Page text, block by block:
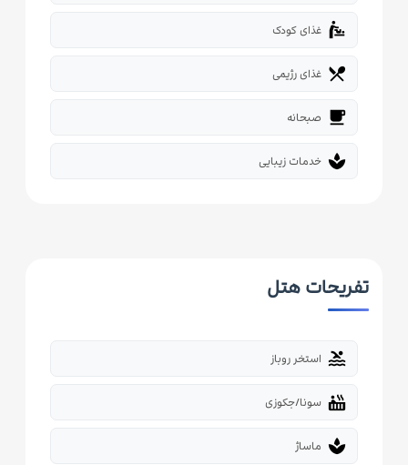
baby_changing_station غذای کودک
restaurant_menu غذای رژیمی
free_breakfast صبحانه
spa خدمات زیبایی
تفریحات هتل
pool استخر روباز
hot_tub سونا/جکوزی
spa ماساژ